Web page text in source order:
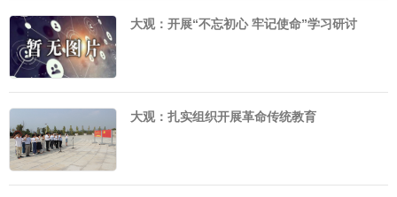
大观：开展“不忘初心 牢记使命”学习研讨
大观：扎实组织开展革命传统教育